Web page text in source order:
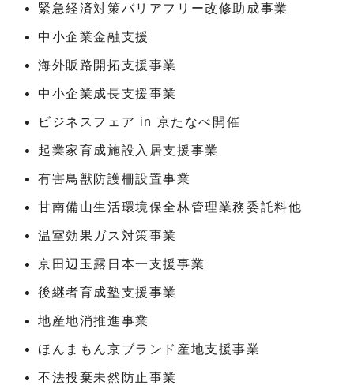
緊急経済対策バリアフリー改修助成事業
中小企業金融支援
海外販路開拓支援事業
中小企業成長支援事業
ビジネスフェア in 京たなべ開催
起業家育成施設入居支援事業
有害鳥獣防護柵設置事業
甘南備山生活環境保全林管理業務委託料他
温室効果ガス対策事業
京田辺玉露日本一支援事業
後継者育成塾支援事業
地産地消推進事業
ほんまもん京ブランド産地支援事業
不法投棄未然防止事業